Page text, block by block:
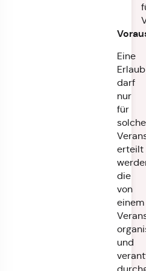
Eine
darf
nur
für
solche
erteilt
die
von
einem
und